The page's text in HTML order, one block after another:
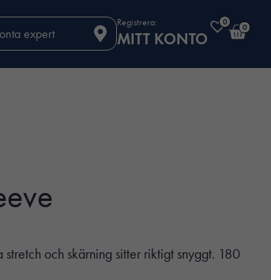
expert
Registrera:
MITT KONTO
0
0
och skärning sitter riktigt snyggt. 180